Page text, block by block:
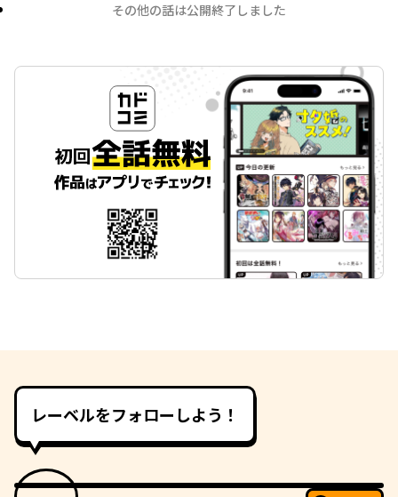
その他の話は公開終了しました
レーベルをフォローしよう！